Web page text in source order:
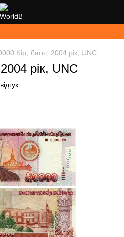
Kip, Лаос, 2004 рік, UNC
рік, UNC